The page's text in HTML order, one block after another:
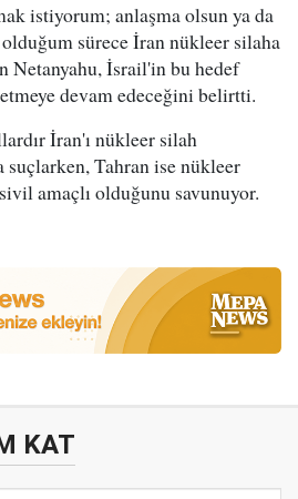
istiyorum; anlaşma olsun ya da
sürece İran nükleer silaha
Netanyahu, İsrail'in bu hedef
devam edeceğini belirtti.
İran'ı nükleer silah
suçlarken, Tahran ise nükleer
amaçlı olduğunu savunuyor.
KAT